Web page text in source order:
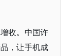
收。中国许
，让手机成